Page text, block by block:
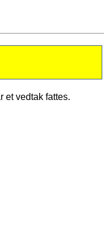
et vedtak fattes.